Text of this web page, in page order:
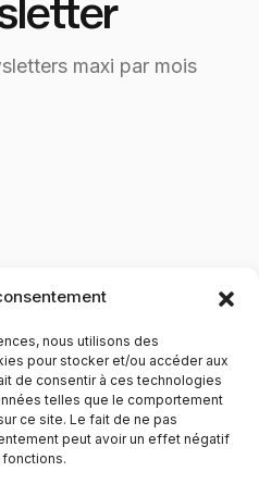
nous utilisons des
pour stocker et/ou accéder aux
de consentir à ces technologies
telles que le comportement
ce site. Le fait de ne pas
peut avoir un effet négatif
maxi par mois
pour le respect
Informer et prévenir dans